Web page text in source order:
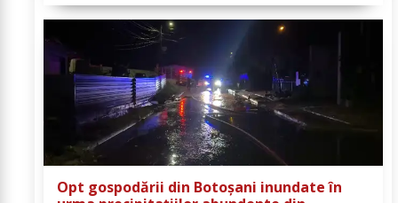
Opt gospodării din Botoșani inundate în